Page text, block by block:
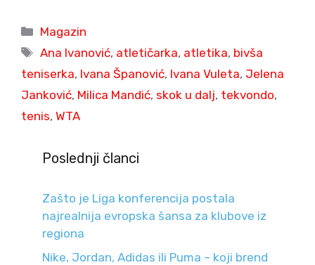
Categories
Magazin
Tags
Ana Ivanović, atletičarka, atletika, bivša
teniserka, Ivana Španović, Ivana Vuleta, Jelena
Janković, Milica Mandić, skok u dalj, tekvondo,
tenis, WTA
Poslednji članci
Zašto je Liga konferencija postala
najrealnija evropska šansa za klubove iz
regiona
Nike, Jordan, Adidas ili Puma – koji brend